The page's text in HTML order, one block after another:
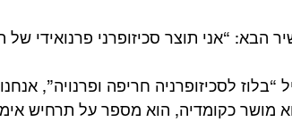
הבא: “אני תוצר סכיזופרני פרנואידי של
לסכיזופרניה חריפה ופרנויה”,
מושר כקומדיה, הוא מספר על תרחיש